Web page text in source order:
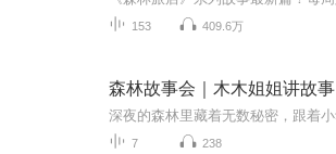
153 409.6万
森林故事会｜木木姐姐讲故事
7 238